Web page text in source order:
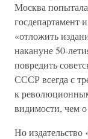
Москва
госдепартамент
«отложить
накануне 50-
повредить
СССР всегда с
к
видимости, чем о
Но